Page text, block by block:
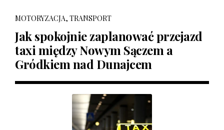
MOTORYZACJA, TRANSPORT
Jak spokojnie zaplanować przejazd
taxi między Nowym Sączem a
Gródkiem nad Dunajcem